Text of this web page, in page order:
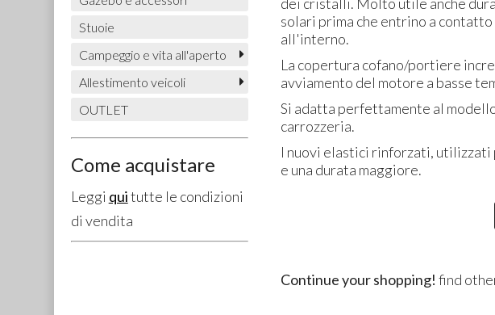
solari prima che entrino a
all'interno.
La copertura cofano/portiere
avviamento del motore a basse
Si adatta perfettamente al
carrozzeria.
I nuovi elastici rinforzati,
e una durata maggiore.
Continue your shopping! find
Stuoie
Campeggio e vita all'aperto
Allestimento veicoli
OUTLET
Come acquistare
Leggi quitutte le condizioni
di vendita